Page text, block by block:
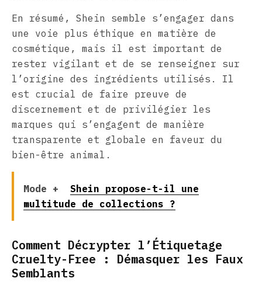
En résumé, Shein semble s’engager dans
une voie plus éthique en matière de
cosmétique, mais il est important de
rester vigilant et de se renseigner sur
l’origine des ingrédients utilisés. Il
est crucial de faire preuve de
discernement et de privilégier les
marques qui s’engagent de manière
transparente et globale en faveur du
bien-être animal.
Mode +
Shein propose-t-il une
multitude de collections ?
Comment Décrypter l’Étiquetage
Cruelty-Free : Démasquer les Faux
Semblants